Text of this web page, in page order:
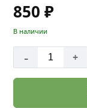
850 ₽
В наличии
- +